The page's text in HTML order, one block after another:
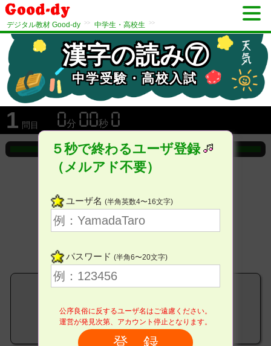
デジタル教材 Good-dy >> 中学生・高校生 >>
漢字の読み⑦
中学受験・高校入試
1 問目 分 秒
５秒で終わるユーザ登録
（メルアド不要）
ユーザ名 (半角英数4〜16文字)
パスワード (半角6〜20文字)
公序良俗に反するユーザ名はご遠慮ください。
運営が発見次第、アカウント停止となります。